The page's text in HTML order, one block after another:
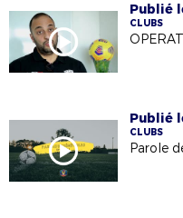
Publié
CLUBS
Publié
CLUBS